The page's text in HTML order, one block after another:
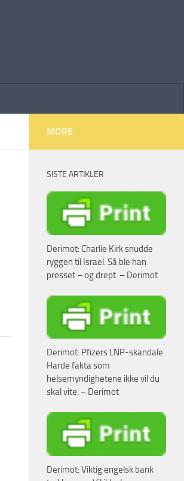
MORE
SISTE ARTIKLER
Derimot: Charlie Kirk snudde
ryggen til Israel. Så ble han
presset – og drept. – Derimot
Derimot: Pfizers LNP-skandale.
Harde fakta som
helsemyndighetene ikke vil du
skal vite. – Derimot
Derimot: Viktig engelsk bank